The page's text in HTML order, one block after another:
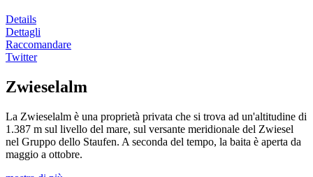
Details
Dettagli
Raccomandare
Twitter
Zwieselalm
La Zwieselalm è una proprietà privata che si trova ad un'altitudine di
1.387 m sul livello del mare, sul versante meridionale del Zwiesel
nel Gruppo dello Staufen. A seconda del tempo, la baita è aperta da
maggio a ottobre.